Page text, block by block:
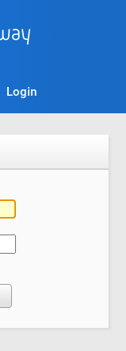
Login